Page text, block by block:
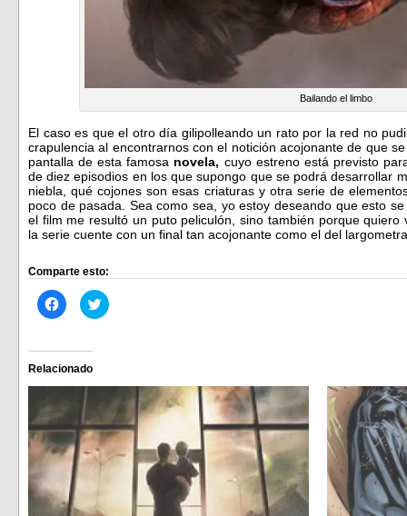
Bailando el limbo
El caso es que el otro día gilipolleando un rato por la red no
crapulencia al encontrarnos con el notición acojonante de que
pantalla de esta famosa novela, cuyo estreno está previsto
de diez episodios en los que supongo que se podrá desarrollar
niebla, qué cojones son esas criaturas y otra serie de
poco de pasada. Sea como sea, yo estoy deseando que esto
el film me resultó un puto peliculón, sino también porque
la serie cuente con un final tan acojonante como el del
Comparte esto:
Haz
clic
Facebook
(Se
abre
en
ventana
nueva)
Haz
clic
en
una
ventana
nueva)
Relacionado